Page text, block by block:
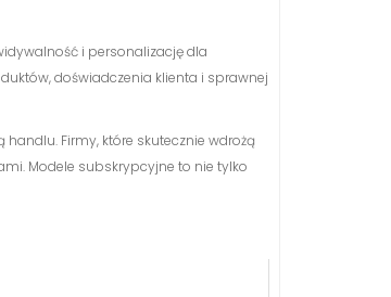
i personalizację dla
doświadczenia klienta i sprawnej
Firmy, które skutecznie wdrożą
Modele subskrypcyjne to nie tylko